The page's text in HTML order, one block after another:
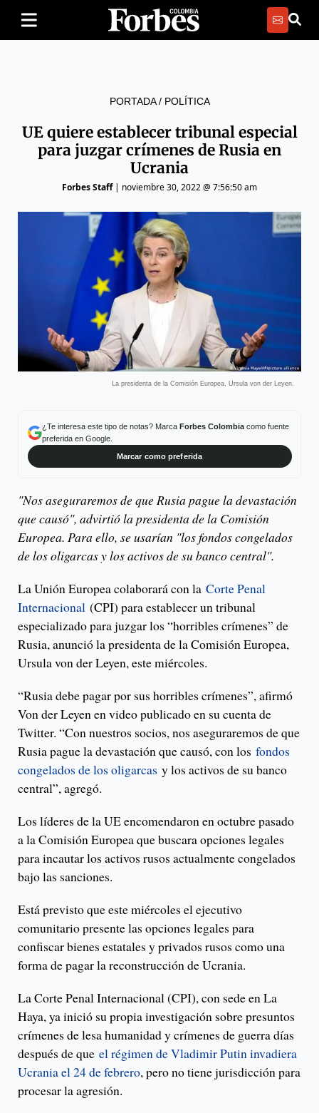
PORTADA/ POLÍTICA
UE quiere establecer tribunal especial
para juzgar crímenes de Rusia en
Ucrania
Forbes Staff| noviembre 30, 2022 @ 7:56:50 am
La presidenta de la Comisión Europea, Ursula von der Leyen.
¿Te interesa este tipo de notas? Marca Forbes Colombiacomo fuente
preferida en Google.
Marcar como preferida
"Nos aseguraremos de que Rusia pague la devastación
que causó", advirtió la presidenta de la Comisión
Europea. Para ello, se usarían "los fondos congelados
de los oligarcas y los activos de su banco central".
La Unión Europea colaborará con la Corte Penal
Internacional (CPI) para establecer un tribunal
especializado para juzgar los “horribles crímenes” de
Rusia, anunció la presidenta de la Comisión Europea,
Ursula von der Leyen, este miércoles.
“Rusia debe pagar por sus horribles crímenes”, afirmó
Von der Leyen en video publicado en su cuenta de
Twitter. “Con nuestros socios, nos aseguraremos de que
Rusia pague la devastación que causó, con los fondos
congelados de los oligarcas y los activos de su banco
central”, agregó.
Los líderes de la UE encomendaron en octubre pasado
a la Comisión Europea que buscara opciones legales
para incautar los activos rusos actualmente congelados
bajo las sanciones.
Está previsto que este miércoles el ejecutivo
comunitario presente las opciones legales para
confiscar bienes estatales y privados rusos como una
forma de pagar la reconstrucción de Ucrania.
La Corte Penal Internacional (CPI), con sede en La
Haya, ya inició su propia investigación sobre presuntos
crímenes de lesa humanidad y crímenes de guerra días
después de que el régimen de Vladimir Putin invadiera
Ucrania el 24 de febrero, pero no tiene jurisdicción para
procesar la agresión.